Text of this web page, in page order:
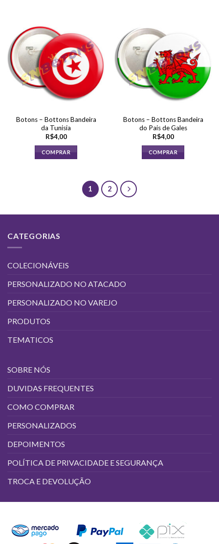
Botons – Bottons Bandeira
da Tunisia
R$4,00
COMPRAR
Botons – Bottons Bandeira
do Pais de Gales
R$4,00
COMPRAR
1 2
CATEGORIAS
COLECIONÁVEIS
PERSONALIZADO NO ATACADO
PERSONALIZADO NO VAREJO
PRODUTOS
TEMATICOS
SOBRE NÓS
DUVIDAS FREQUENTES
COMO COMPRAR
PERSONALIZADOS
DEPOIMENTOS
POLÍTICA DE PRIVACIDADE E SEGURANÇA
TROCA E DEVOLUÇÃO